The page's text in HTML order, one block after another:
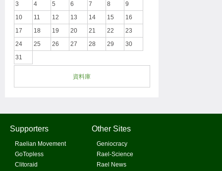
3
4 5 6 7 8
9
10
11 12 13 14 15
16
17
18 19 20 21 22
23
24
25 26 27 28 29
30
31
資料庫
Supporters
Raelian Movement
GoTopless
Clitoraid
Other Sites
Geniocracy
Rael-Science
Rael News